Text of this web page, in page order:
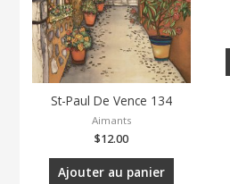
St-Paul De Vence 134
Aimants
$12.00
Ajouter au panier